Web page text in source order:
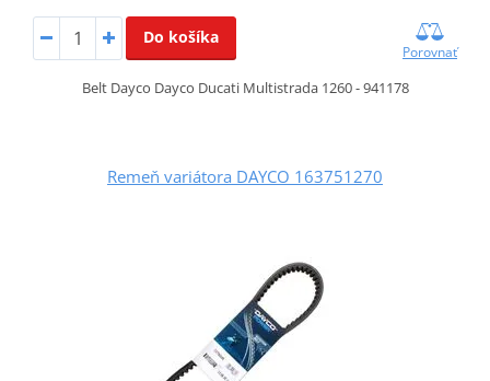
Do košíka
Porovnať
Belt Dayco Dayco Ducati Multistrada 1260 - 941178
Remeň variátora DAYCO 163751270